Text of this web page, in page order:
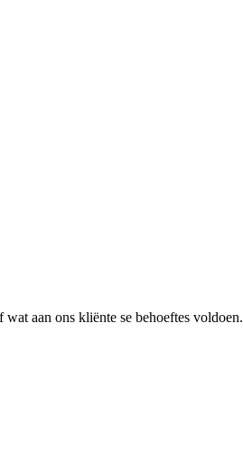
aan ons kliënte se behoeftes voldoen.